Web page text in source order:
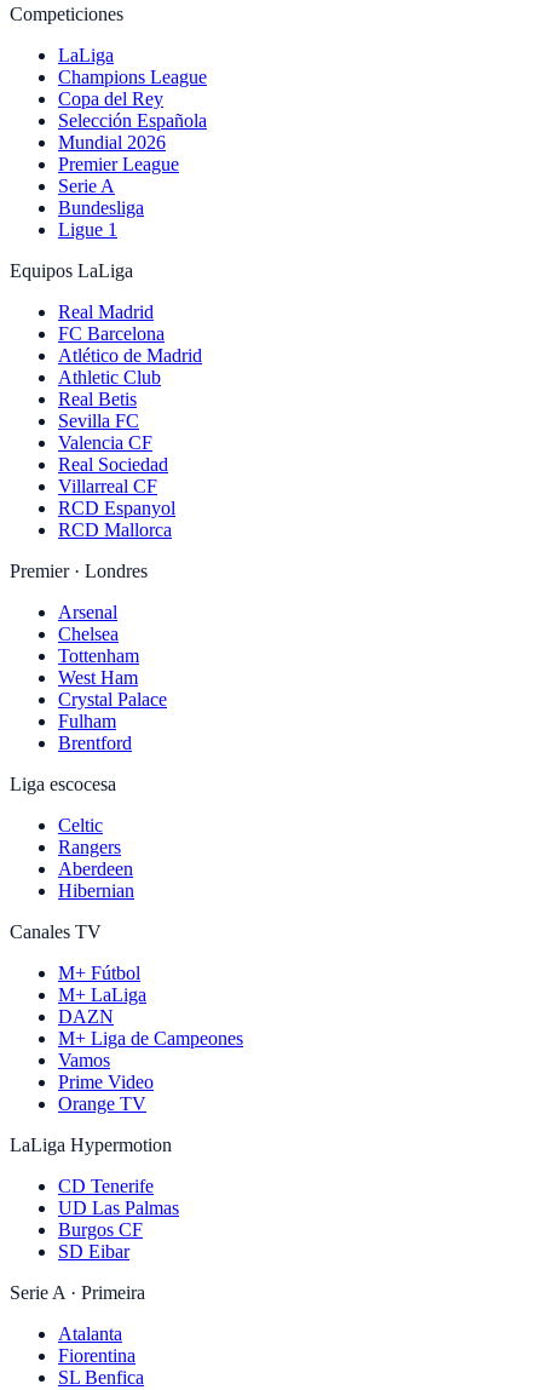
Competiciones
LaLiga
Champions League
Copa del Rey
Selección Española
Mundial 2026
Premier League
Serie A
Bundesliga
Ligue 1
Equipos LaLiga
Real Madrid
FC Barcelona
Atlético de Madrid
Athletic Club
Real Betis
Sevilla FC
Valencia CF
Real Sociedad
Villarreal CF
RCD Espanyol
RCD Mallorca
Premier · Londres
Arsenal
Chelsea
Tottenham
West Ham
Crystal Palace
Fulham
Brentford
Liga escocesa
Celtic
Rangers
Aberdeen
Hibernian
Canales TV
M+ Fútbol
M+ LaLiga
DAZN
M+ Liga de Campeones
Vamos
Prime Video
Orange TV
LaLiga Hypermotion
CD Tenerife
UD Las Palmas
Burgos CF
SD Eibar
Serie A · Primeira
Atalanta
Fiorentina
SL Benfica